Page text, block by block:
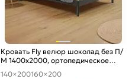
Кровать Fly велюр шоколад без П/
М 1400x2000, ортопедическое
основание, изголовье мягкое
140×200160×200